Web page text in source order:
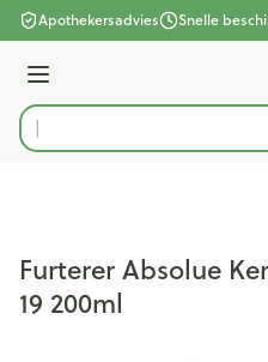
Ga naar de inhoud
Apothekersadvies Snelle
Menu
Product, merk, categorie...
Furterer Absolue
19 200ml